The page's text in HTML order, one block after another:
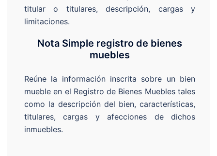
titular o titulares, descripción, cargas y
limitaciones.
Nota Simple registro de bienes
muebles
Reúne la información inscrita sobre un bien
mueble en el Registro de Bienes Muebles tales
como la descripción del bien, características,
titulares, cargas y afecciones de dichos
inmuebles.